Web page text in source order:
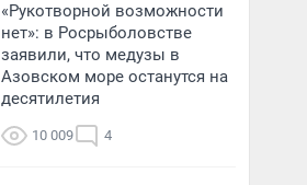
«Рукотворной возможности
нет»: в Росрыболовстве
заявили, что медузы в
Азовском море останутся на
десятилетия
10 009 4